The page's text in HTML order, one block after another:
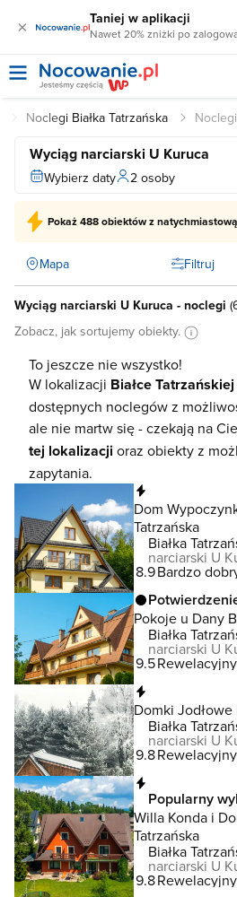
× Taniej w aplikacji
Nawet 20% zniżki po
Noclegi Białka Tatrzańska
Wyciąg narciarski U Kuruca
Wybierz daty 2 osoby
Pokaż488 obiektówz
Mapa Filtruj
Wyciąg narciarski U Kuruca - noclegi (
Zobacz, jak sortujemy obiekty.
To jeszcze nie wszystko!
W lokalizacji Białce Tatrzańskiej
dostępnych noclegów z
ale nie martw się - czekają na
tej lokalizacji oraz obiekty z
zapytania.
Dom
Tatrzańska
Białka
narciarski U
8.9Bardzo
Pokoje u Dany
Białka
narciarski U
9.5Rewelacyjny
Domki Jodłowe
Białka
narciarski U
9.8Rewelacyjny
Popularny
Willa Konda i
Tatrzańska
Białka
narciarski U
9.8Rewelacyjny